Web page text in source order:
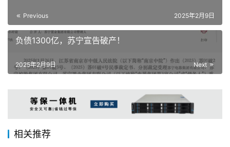
Previous 2025年2月9日
负债1300亿，苏宁宣告破产！
Next
2025年2月9日
相关推荐